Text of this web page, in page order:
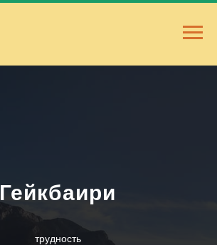
Гейкбаири
трудность